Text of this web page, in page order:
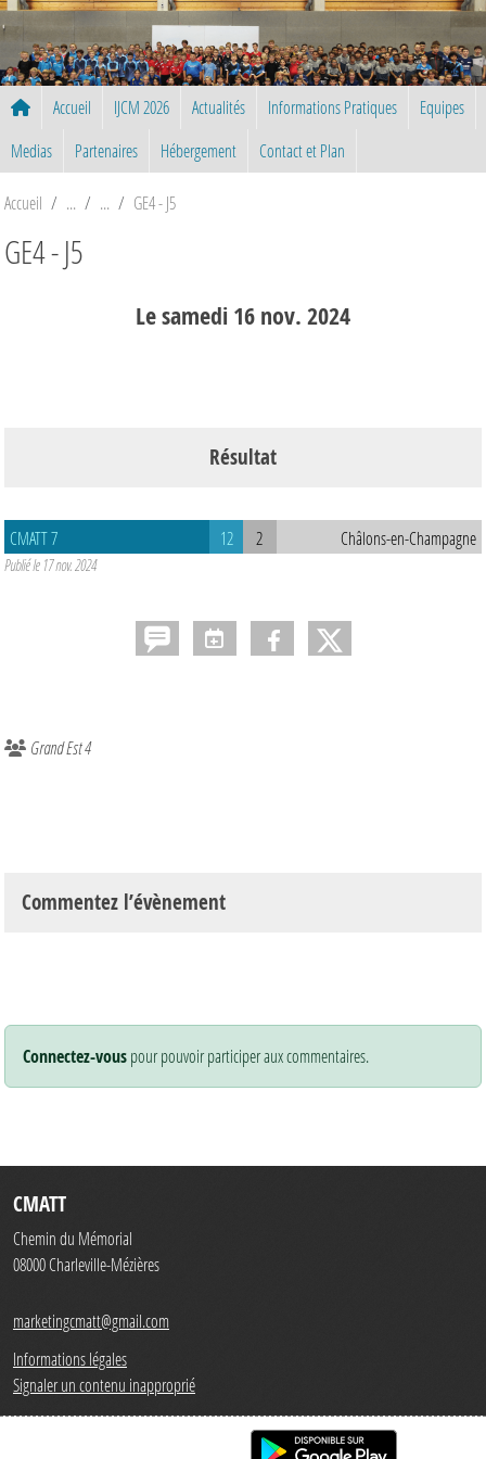
Accueil IJCM 2026 Actualités Informations Pratiques
Equipes
Medias
Partenaires Hébergement Contact et Plan
Accueil GE4 - J5
GE4 - J5
Lesamedi16nov.2024
Résultat
CMATT 7 12 2 Châlons-en-Champagne
Publié le 17 nov. 2024
Grand Est 4
Commentez l’évènement
Connectez-vouspour pouvoir participer aux commentaires.
CMATT
Chemin du Mémorial
08000Charleville-Mézières
marketingcmatt@gmail.com
Informations légales
Signaler un contenu inapproprié
Panneau de gestion des cookies